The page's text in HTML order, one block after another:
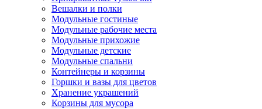
Вешалки и полки
Модульные гостиные
Модульные рабочие места
Модульные прихожие
Модульные детские
Модульные спальни
Контейнеры и корзины
Горшки и вазы для цветов
Хранение украшений
Корзины для мусора